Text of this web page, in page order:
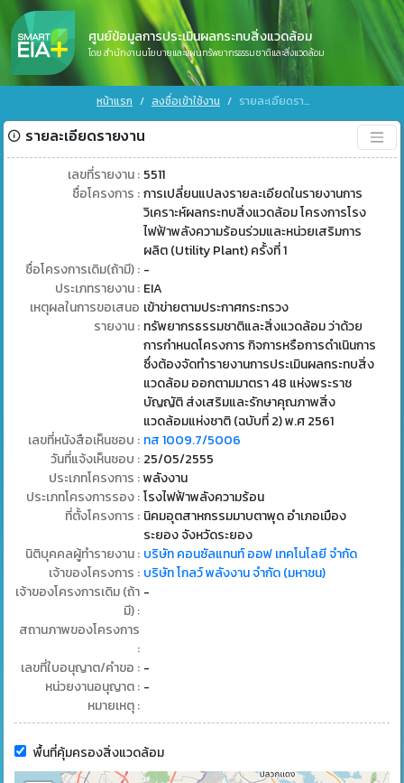
ศูนย์ข้อมูลการประเมินผลกระทบสิ่งแวดล้อม
โดย สำนักงานนโยบายและแผนทรัพยากรธรรมชาติและสิ่งแวดล้อม
หน้าแรก ลงชื่อเข้าใช้งาน รายละเอียดรายงาน
รายละเอียดรายงาน
เลขที่รายงาน : 5511
ชื่อโครงการ : การเปลี่ยนแปลงรายละเอียดในรายงานการ
วิเคราะห์ผลกระทบสิ่งแวดล้อม โครงการโรง
ไฟฟ้าพลังความร้อนร่วมและหน่วยเสริมการ
ผลิต (Utility Plant) ครั้งที่ 1
ชื่อโครงการเดิม(ถ้ามี) : -
ประเภทรายงาน : EIA
เหตุผลในการขอเสนอ
รายงาน :
เข้าข่ายตามประกาศกระทรวง
ทรัพยากรธรรมชาติและสิ่งแวดล้อม ว่าด้วย
การกำหนดโครงการ กิจการหรือการดำเนินการ
ซึ่งต้องจัดทำรายงานการประเมินผลกระทบสิ่ง
แวดล้อม ออกตามมาตรา 48 แห่งพระราช
บัญญัติ ส่งเสริมและรักษาคุณภาพสิ่ง
แวดล้อมแห่งชาติ (ฉบับที่ 2) พ.ศ 2561
เลขที่หนังสือเห็นชอบ : ทส 1009.7/5006
วันที่แจ้งเห็นชอบ : 25/05/2555
ประเภทโครงการ : พลังงาน
ประเภทโครงการรอง : โรงไฟฟ้าพลังความร้อน
ที่ตั้งโครงการ : นิคมอุตสาหกรรมมาบตาพุด อำเภอเมือง
ระยอง จังหวัดระยอง
นิติบุคคลผู้ทำรายงาน : บริษัท คอนซัลแทนท์ ออฟ เทคโนโลยี จำกัด
เจ้าของโครงการ : บริษัท โกลว์ พลังงาน จำกัด (มหาชน)
เจ้าของโครงการเดิม (ถ้า
มี) :
-
สถานภาพของโครงการ
:
เลขที่ใบอนุญาต/คำขอ : -
หน่วยงานอนุญาต : -
หมายเหตุ :
พื้นที่คุ้มครองสิ่งแวดล้อม